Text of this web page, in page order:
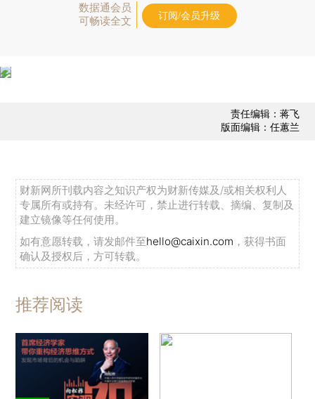
数据通会员
可畅读全文
订阅/会员升级
责任编辑：蒋飞
版面编辑：任蕙兰
财新网所刊载内容之知识产权为财新传媒及/或相关权利人
专属所有或持有。未经许可，禁止进行转载、摘编、复制及
建立镜像等任何使用。
如有意愿转载，请发邮件至hello@caixin.com ，获得书面
确认及授权后，方可转载。
推荐阅读